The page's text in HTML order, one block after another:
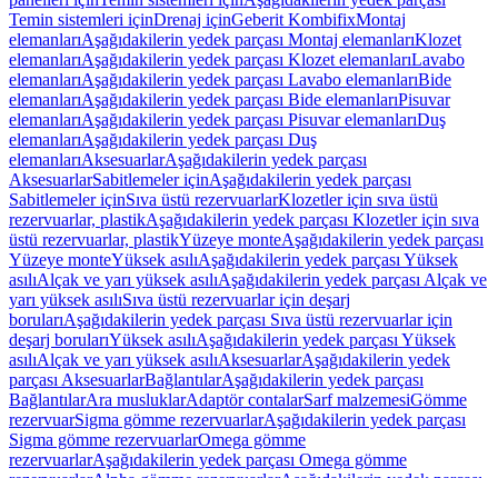
Temin sistemleri içinDrenaj içinGeberit KombifixMontaj
elemanlarıAşağıdakilerin yedek parçası Montaj elemanlarıKlozet
elemanlarıAşağıdakilerin yedek parçası Klozet elemanlarıLavabo
elemanlarıAşağıdakilerin yedek parçası Lavabo elemanlarıBide
elemanlarıAşağıdakilerin yedek parçası Bide elemanlarıPisuvar
elemanlarıAşağıdakilerin yedek parçası Pisuvar elemanlarıDuş
elemanlarıAşağıdakilerin yedek parçası Duş
elemanlarıAksesuarlarAşağıdakilerin yedek parçası
AksesuarlarSabitlemeler içinAşağıdakilerin yedek parçası
Sabitlemeler içinSıva üstü rezervuarlarKlozetler için sıva üstü
rezervuarlar, plastikAşağıdakilerin yedek parçası Klozetler için sıva
üstü rezervuarlar, plastikYüzeye monteAşağıdakilerin yedek parçası
Yüzeye monteYüksek asılıAşağıdakilerin yedek parçası Yüksek
asılıAlçak ve yarı yüksek asılıAşağıdakilerin yedek parçası Alçak ve
yarı yüksek asılıSıva üstü rezervuarlar için deşarj
borularıAşağıdakilerin yedek parçası Sıva üstü rezervuarlar için
deşarj borularıYüksek asılıAşağıdakilerin yedek parçası Yüksek
asılıAlçak ve yarı yüksek asılıAksesuarlarAşağıdakilerin yedek
parçası AksesuarlarBağlantılarAşağıdakilerin yedek parçası
BağlantılarAra musluklarAdaptör contalarSarf malzemesiGömme
rezervuarSigma gömme rezervuarlarAşağıdakilerin yedek parçası
Sigma gömme rezervuarlarOmega gömme
rezervuarlarAşağıdakilerin yedek parçası Omega gömme